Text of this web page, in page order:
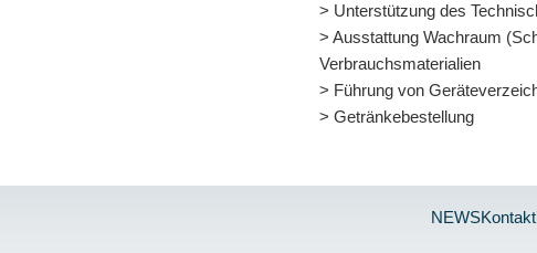
> Unterstützung des
> Ausstattung Wachraum
Verbrauchsmaterialien
> Führung von
> Getränkebestellung
NEWSKontakt